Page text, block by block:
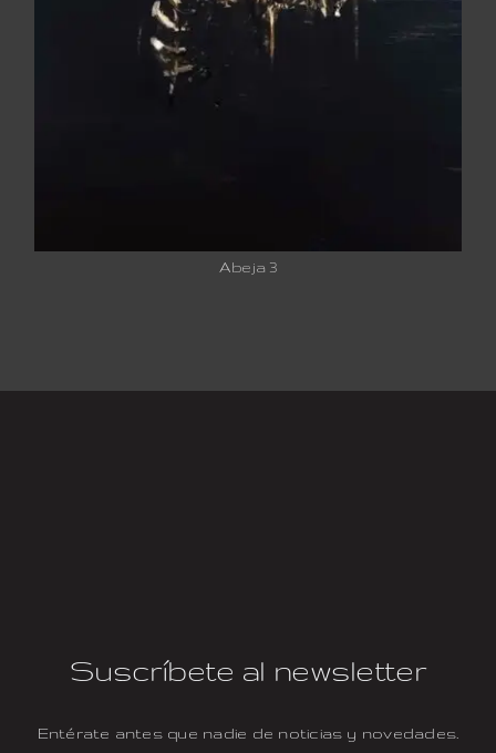
Abeja 3
Suscríbete al newsletter
Entérate antes que nadie de noticias y novedades.